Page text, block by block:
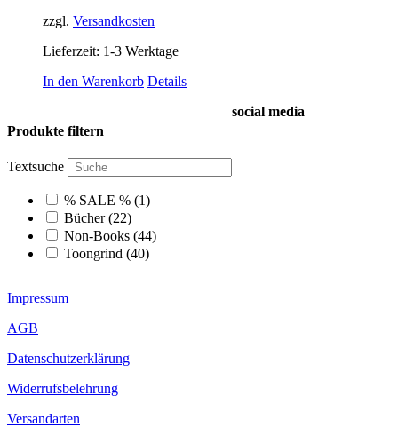
zzgl. Versandkosten
Lieferzeit: 1-3 Werktage
In den Warenkorb Details
Produkte filtern
Textsuche
% SALE % (1)
Bücher(22)
Non-Books (44)
Toongrind (40)
social media
Impressum
AGB
Datenschutzerklärung
Widerrufsbelehrung
Versandarten